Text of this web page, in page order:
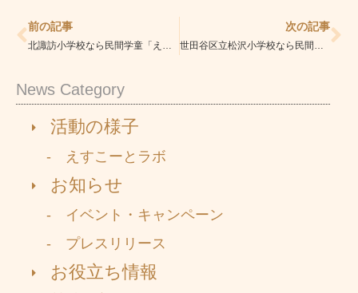
News Category
活動の様子
- えすこーとラボ
お知らせ
- イベント・キャンペーン
- プレスリリース
お役立ち情報
前の記事
北諏訪小学校なら民間学童「えすこーと多摩センター校」|安心の学童|学習指導・習い事も充実
次の記事
世田谷区立松沢小学校なら民間学童「えすこーと下高井戸松原校」|安心の学童|学習指導・習い事も充実